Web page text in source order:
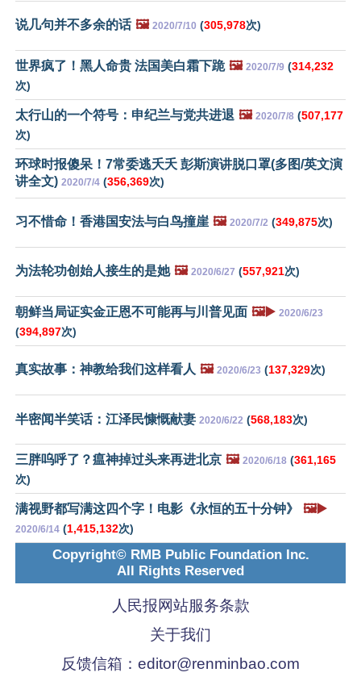
说几句并不多余的话 🖼️ 2020/7/10 (305,978次)
世界疯了！黑人命贵 法国美白霜下跪 🖼️ 2020/7/9 (314,232
次)
太行山的一个符号：申纪兰与党共进退 🖼️ 2020/7/8 (507,177
次)
环球时报傻呆！7常委逃夭夭 彭斯演讲脱口罩(多图/英文演
讲全文) 2020/7/4 (356,369次)
习不惜命！香港国安法与白鸟撞崖 🖼️ 2020/7/2 (349,875次)
为法轮功创始人接生的是她 🖼️ 2020/6/27 (557,921次)
朝鲜当局证实金正恩不可能再与川普见面 🖼️▶️ 2020/6/23
(394,897次)
真实故事：神教给我们这样看人 🖼️ 2020/6/23 (137,329次)
半密闻半笑话：江泽民慷慨献妻 2020/6/22 (568,183次)
三胖呜呼了？瘟神掉过头来再进北京 🖼️ 2020/6/18 (361,165
次)
满视野都写满这四个字！电影《永恒的五十分钟》 🖼️▶️
2020/6/14 (1,415,132次)
Copyright© RMB Public Foundation Inc.
All Rights Reserved
人民报网站服务条款
关于我们
反馈信箱： editor@renminbao.com